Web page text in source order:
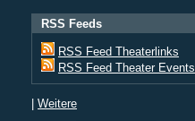
RSS Feeds
RSS Feed Theaterlinks
RSS Feed Theater Events
| Weitere